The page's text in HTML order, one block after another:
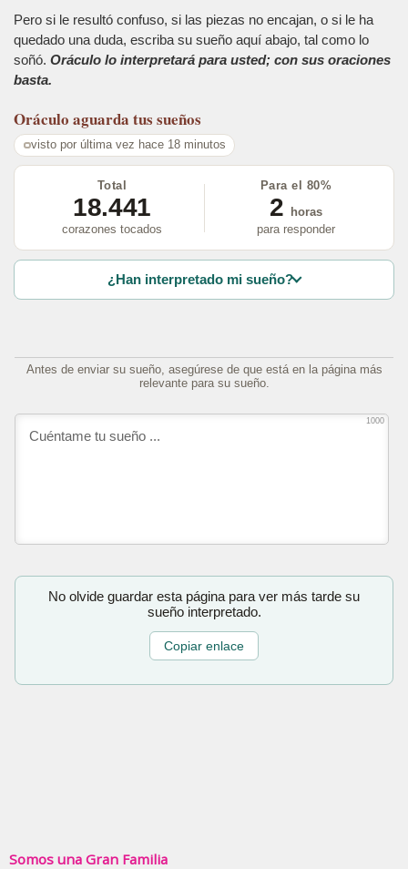
Pero si le resultó confuso, si las piezas no encajan, o si le ha
quedado una duda, escriba su sueño aquí abajo, tal como lo
soñó. Oráculo lo interpretará para usted; con sus oraciones
basta.
Oráculo aguarda tus sueños
visto por última vez hace 18 minutos
Total
18.441
corazones tocados
Para el 80%
2
horas
para responder
¿Han interpretado mi sueño?
Antes de enviar su sueño, asegúrese de que está en la página más
relevante para su sueño.
1000
No olvide guardar esta página para ver más tarde su
sueño interpretado.
Copiar enlace
Somos una Gran Familia